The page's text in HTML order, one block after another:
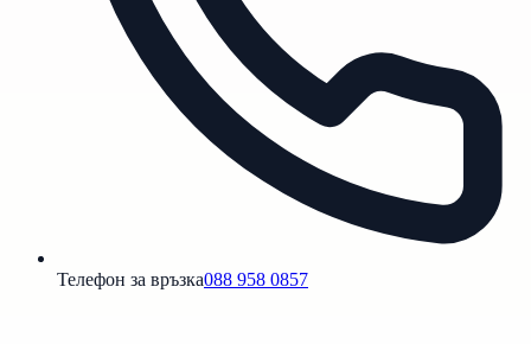
Телефон за връзка088 958 0857